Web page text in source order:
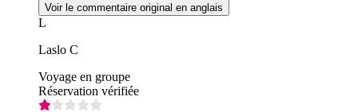
Voir le commentaire original en anglais
L
Laslo C
Voyage en groupe
Réservation vérifiée